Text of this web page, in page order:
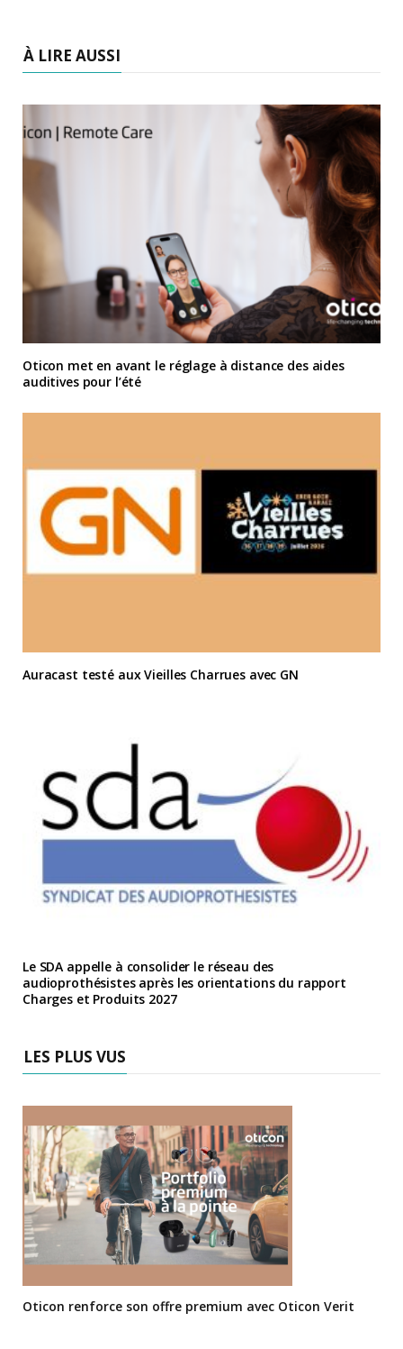
À LIRE AUSSI
Oticon met en avant le réglage à distance des aides
auditives pour l’été
Auracast testé aux Vieilles Charrues avec GN
Le SDA appelle à consolider le réseau des
audioprothésistes après les orientations du rapport
Charges et Produits 2027
LES PLUS VUS
Oticon renforce son offre premium avec Oticon Verit